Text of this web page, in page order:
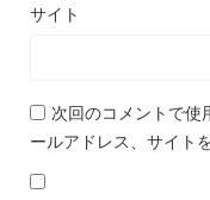
サイト
次回のコメントで使
ールアドレス、サイト